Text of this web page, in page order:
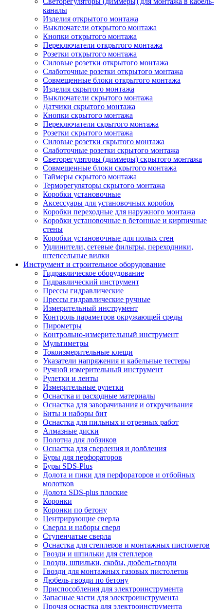
каналы
Изделия открытого монтажа
Выключатели открытого монтажа
Кнопки открытого монтажа
Переключатели открытого монтажа
Розетки открытого монтажа
Силовые розетки открытого монтажа
Слаботочные розетки открытого монтажа
Совмещенные блоки открытого монтажа
Изделия скрытого монтажа
Выключатели скрытого монтажа
Датчики скрытого монтажа
Кнопки скрытого монтажа
Переключатели скрытого монтажа
Розетки скрытого монтажа
Силовые розетки скрытого монтажа
Слаботочные розетки скрытого монтажа
Светорегуляторы (диммеры) скрытого монтажа
Совмещенные блоки скрытого монтажа
Таймеры скрытого монтажа
Терморегуляторы скрытого монтажа
Коробки установочные
Аксессуары для установочных коробок
Коробки переходные для наружного монтажа
Коробки установочные в бетонные и кирпичные
стены
Коробки установочные для полых стен
Удлинители, сетевые фильтры, переходники,
штепсельные вилки
Инструмент и строительное оборудование
Гидравлическое оборудование
Гидравлический инструмент
Прессы гидравлические
Прессы гидравлические ручные
Измерительный инструмент
Контроль параметров окружающей среды
Пирометры
Контрольно-измерительный инструмент
Мультиметры
Токоизмерительные клещи
Указатели напряжения и кабельные тестеры
Ручной измерительный инструмент
Рулетки и ленты
Измерительные рулетки
Оснастка и расходные материалы
Оснастка для заворачивания и откручивания
Биты и наборы бит
Оснастка для пильных и отрезных работ
Алмазные диски
Полотна для лобзиков
Оснастка для сверления и долбления
Буры для перфораторов
Буры SDS-Plus
Долота и пики для перфораторов и отбойных
молотков
Долота SDS-plus плоские
Коронки
Коронки по бетону
Центрирующие сверла
Сверла и наборы сверл
Ступенчатые сверла
Оснастка для степлеров и монтажных пистолетов
Гвозди и шпильки для степлеров
Гвозди, шпильки, скобы, дюбель-гвозди
Гвозди для монтажных газовых пистолетов
Дюбель-гвозди по бетону
Приспособления для электроинструмента
Запасные части для электроинструмента
Прочая оснастка для электроинструмента